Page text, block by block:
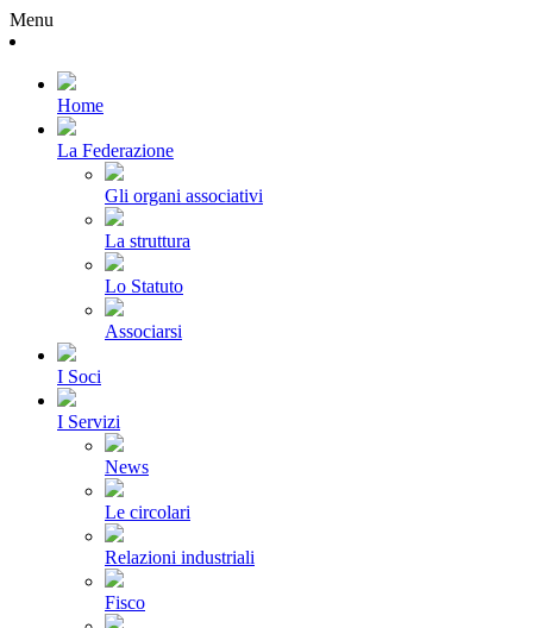
Menu
Home
La Federazione
Gli organi associativi
La struttura
Lo Statuto
Associarsi
I Soci
I Servizi
News
Le circolari
Relazioni industriali
Fisco